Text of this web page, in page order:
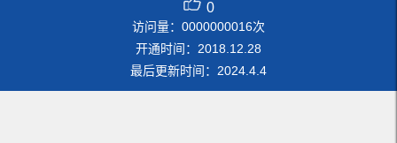
0
访问量： 0000000016次
开通时间： 2018.12.28
最后更新时间： 2024.4.4